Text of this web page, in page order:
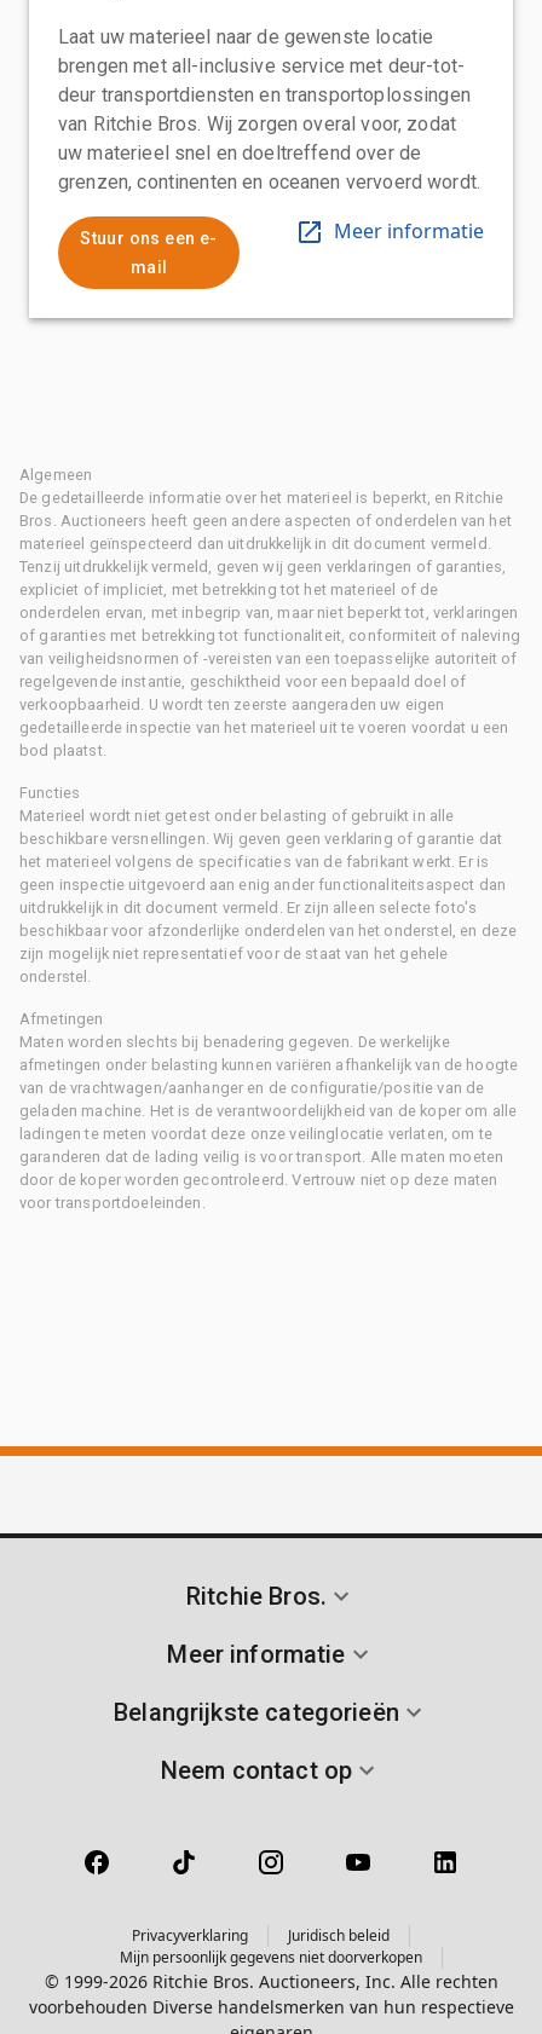
Laat uw materieel naar de gewenste locatie
brengen met all-inclusive service met deur-tot-
deur transportdiensten en transportoplossingen
van Ritchie Bros. Wij zorgen overal voor, zodat
uw materieel snel en doeltreffend over de
grenzen, continenten en oceanen vervoerd wordt.
Stuur ons een e-
mail
Meer informatie
Algemeen
De gedetailleerde informatie over het materieel is beperkt, en Ritchie
Bros. Auctioneers heeft geen andere aspecten of onderdelen van het
materieel geïnspecteerd dan uitdrukkelijk in dit document vermeld.
Tenzij uitdrukkelijk vermeld, geven wij geen verklaringen of garanties,
expliciet of impliciet, met betrekking tot het materieel of de
onderdelen ervan, met inbegrip van, maar niet beperkt tot, verklaringen
of garanties met betrekking tot functionaliteit, conformiteit of naleving
van veiligheidsnormen of -vereisten van een toepasselijke autoriteit of
regelgevende instantie, geschiktheid voor een bepaald doel of
verkoopbaarheid. U wordt ten zeerste aangeraden uw eigen
gedetailleerde inspectie van het materieel uit te voeren voordat u een
bod plaatst.
Functies
Materieel wordt niet getest onder belasting of gebruikt in alle
beschikbare versnellingen. Wij geven geen verklaring of garantie dat
het materieel volgens de specificaties van de fabrikant werkt. Er is
geen inspectie uitgevoerd aan enig ander functionaliteitsaspect dan
uitdrukkelijk in dit document vermeld. Er zijn alleen selecte foto's
beschikbaar voor afzonderlijke onderdelen van het onderstel, en deze
zijn mogelijk niet representatief voor de staat van het gehele
onderstel.
Afmetingen
Maten worden slechts bij benadering gegeven. De werkelijke
afmetingen onder belasting kunnen variëren afhankelijk van de hoogte
van de vrachtwagen/aanhanger en de configuratie/positie van de
geladen machine. Het is de verantwoordelijkheid van de koper om alle
ladingen te meten voordat deze onze veilinglocatie verlaten, om te
garanderen dat de lading veilig is voor transport. Alle maten moeten
door de koper worden gecontroleerd. Vertrouw niet op deze maten
voor transportdoeleinden.
Ritchie Bros.
Meer informatie
Belangrijkste categorieën
Neem contact op
Privacyverklaring
Juridisch beleid
Mijn persoonlijk gegevens niet doorverkopen
© 1999-2026 Ritchie Bros. Auctioneers, Inc. Alle rechten
voorbehouden Diverse handelsmerken van hun respectieve